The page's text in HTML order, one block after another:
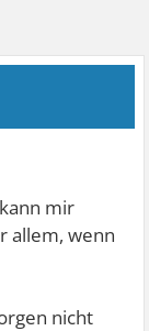
mir
allem, wenn
nicht